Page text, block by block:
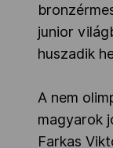
junior
huszadik
A nem
magyarok
Farkas